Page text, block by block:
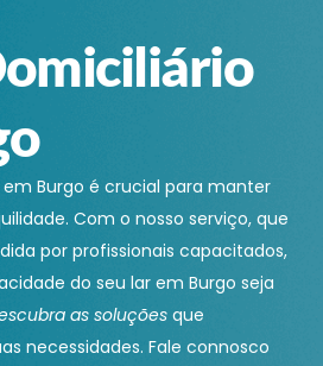
em Burgo é crucial para manter
Com o nosso serviço, que
por profissionais capacitados,
do seu lar em Burgo seja
as soluçõesque
necessidades. Fale connosco